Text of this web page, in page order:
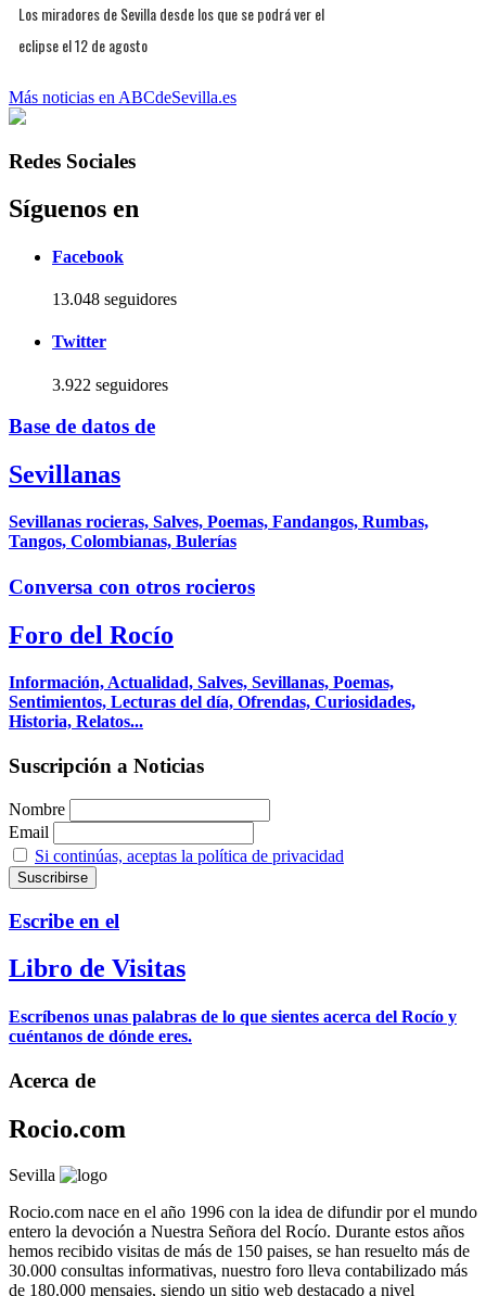
Los miradores de Sevilla desde los que se podrá ver el
eclipse el 12 de agosto
Más noticias en ABCdeSevilla.es
Redes Sociales
Síguenos en
Facebook
13.048 seguidores
Twitter
3.922 seguidores
Base de datos de
Sevillanas
Sevillanas rocieras, Salves, Poemas, Fandangos, Rumbas,
Tangos, Colombianas, Bulerías
Conversa con otros rocieros
Foro del Rocío
Información, Actualidad, Salves, Sevillanas, Poemas,
Sentimientos, Lecturas del día, Ofrendas, Curiosidades,
Historia, Relatos...
Suscripción a Noticias
Nombre
Email
Si continúas, aceptas la política de privacidad
Escribe en el
Libro de Visitas
Escríbenos unas palabras de lo que sientes acerca del Rocío y
cuéntanos de dónde eres.
Acerca de
Rocio.com
Sevilla
Rocio.com nace en el año 1996 con la idea de difundir por el mundo
entero la devoción a Nuestra Señora del Rocío. Durante estos años
hemos recibido visitas de más de 150 paises, se han resuelto más de
30.000 consultas informativas, nuestro foro lleva contabilizado más
de 180.000 mensajes, siendo un sitio web destacado a nivel